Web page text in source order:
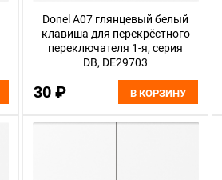
Donel A07 глянцевый белый
клавиша для перекрёстного
переключателя 1-я, серия
DB, DE29703
30 ₽ В КОРЗИНУ